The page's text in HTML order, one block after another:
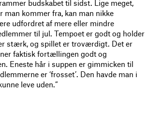
budskabet til sidst. Lige meget,
man kommer fra, kan man nikke
udfordret af mere eller mindre
til jul. Tempoet er godt og holder
stærk, og spillet er troværdigt. Det er
faktisk fortællingen godt og
Eneste hår i suppen er gimmicken til
er ‘frosset’. Den havde man i
leve uden.”